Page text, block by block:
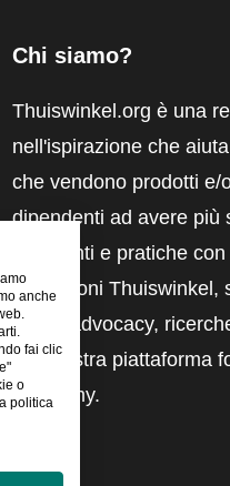
Chi siamo?
Thuiswinkel.org è una
nell'ispirazione che
che vendono prodotti e/
dipendenti ad avere più
pertinenti e pratiche
recensioni Thuiswinkel,
legali, advocacy,
una nostra piattaforma
Academy.
anche
fai clic
o
politica